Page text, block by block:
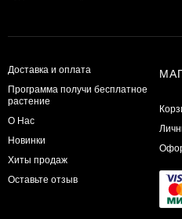
Доставка и оплата
Программа получи бесплатное
растение
О Нас
Новинки
Хиты продаж
Оставьте отзыв